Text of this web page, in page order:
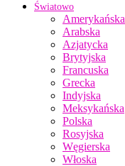
Światowo
Amerykańska
Arabska
Azjatycka
Brytyjska
Francuska
Grecka
Indyjska
Meksykańska
Polska
Rosyjska
Węgierska
Włoska